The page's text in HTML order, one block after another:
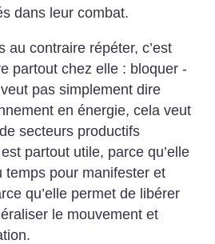
dans leur combat.
au contraire répéter, c’est
partout chez elle : bloquer
pas simplement dire
en énergie, cela veut
secteurs productifs
partout utile, parce qu’elle
temps pour manifester et
qu’elle permet de libérer
le mouvement et